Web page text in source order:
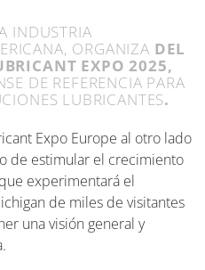
INDUSTRIA
ORGANIZA DEL
EXPO 2025,
DE REFERENCIA PARA
LUBRICANTES.
Expo Europe al otro lado
de estimular el crecimiento
experimentará el
de miles de visitantes
una visión general y